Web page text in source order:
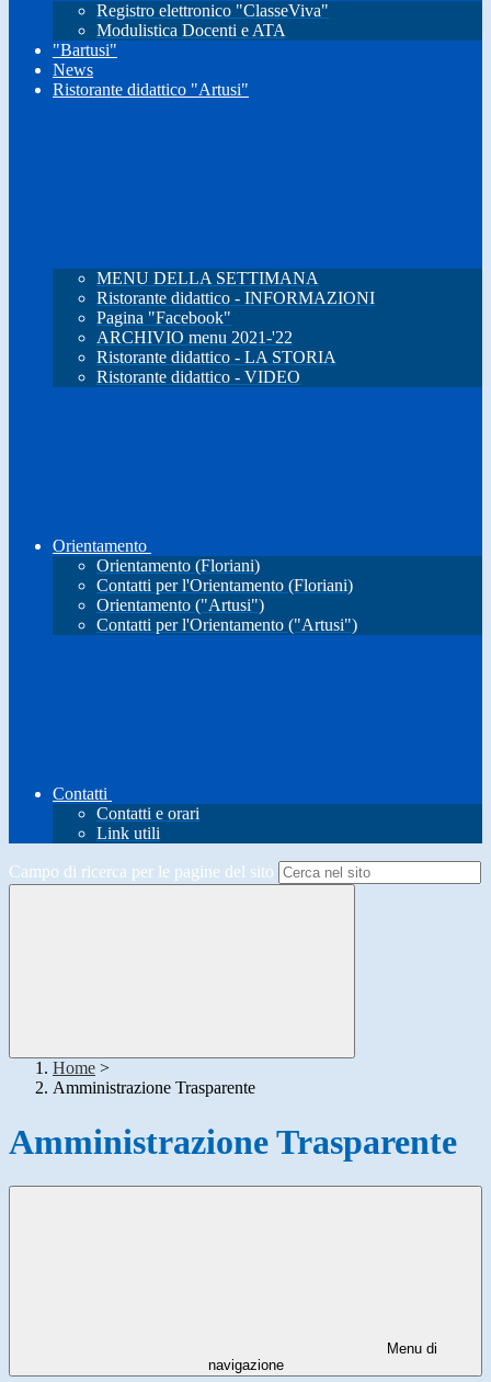
Registro elettronico "ClasseViva"
Modulistica Docenti e ATA
"Bartusi"
News
Ristorante didattico "Artusi"
MENU DELLA SETTIMANA
Ristorante didattico - INFORMAZIONI
Pagina "Facebook"
ARCHIVIO menu 2021-'22
Ristorante didattico - LA STORIA
Ristorante didattico - VIDEO
Orientamento
Orientamento (Floriani)
Contatti per l'Orientamento (Floriani)
Orientamento ("Artusi")
Contatti per l'Orientamento ("Artusi")
Contatti
Contatti e orari
Link utili
Campo di ricerca per le pagine del sito
Home >
Amministrazione Trasparente
Amministrazione Trasparente
Menu di
navigazione